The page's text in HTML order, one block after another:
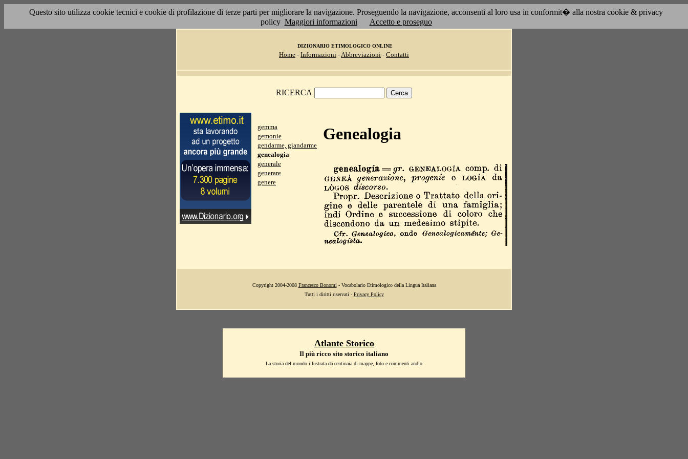
Questo sito utilizza cookie tecnici e cookie di profilazione di terze parti per migliorare la navigazione. Proseguendo la navigazione, acconsenti al loro usa in conformit� alla nostra cookie & privacy
policy Maggiori informazioni Accetto e proseguo
DIZIONARIO ETIMOLOGICO ONLINE
Home - Informazioni -Abbreviazioni - Contatti
RICERCA
gemma
gemonie
gendarme, giandarme
genealogia
generale
generare
genere
Genealogia
Copyright 2004-2008 Francesco Bonomi - Vocabolario Etimologico della Lingua Italiana
Tutti i diritti riservati - Privacy Policy
Atlante Storico
Il più ricco sito storico italiano
La storia del mondo illustrata da centinaia di mappe, foto e commenti audio